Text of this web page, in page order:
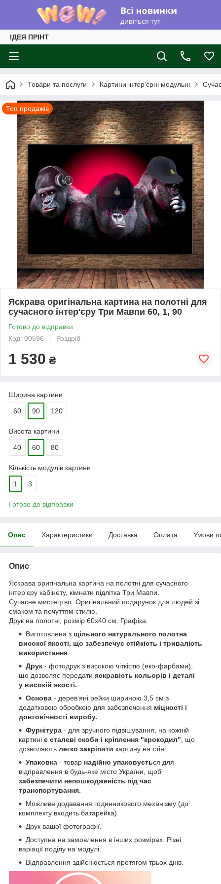
ІДЕЯ ПРІНТ
Товари та послуги Картини інтер'єрні модульні
Топ продажів
Яскрава оригінальна картина на полотні для
сучасного інтер'єру Три Мавпи 60, 1, 90
Готово до відправки
Код: 00596
Роздріб
1 530 ₴
Ширина картини
60 90 120
Висота картини
40 60 80
Кількість модулів картини
1 3
Готово до відправки
Опис Характеристики Доставка Оплата Умови
Опис
Яскрава оригінальна картина на полотні для сучасного
інтер'єру кабінету, кімнати підлітка Три Мавпи.
Сучасне мистецтво. Оригінальний подарунок для людей зі
смаком та почуттям стилю.
Друк на полотні, розмір 60x40 см. Графіка.
Виготовлена з щільного натурального полотна
високої якості, що забезпечує стійкість і тривалість
використання
Друк - фотодрук з високою чіткістю (еко-фарбами),
що дозволяє передати яскравість кольорів і деталі
у високій якості.
Основа - дерев'яні рейки шириною 3,5 см з
додатковою обробкою для забезпечення міцності і
довговічності виробу.
Фурнітура - для зручного підвішування, на кожній
картині є сталеві скоби і кріплення "крокодил" , що
дозволяють легко закріпити картину на стіні.
Упаковка - товар надійно упаковується для
відправлення в будь-яке місто України, щоб
забезпечити непошкодженість під час
транспортування.
Можливе додавання годинникового механізму (до
комплекту входить батарейка)
Друк вашої фотографії.
Доступна на замовлення в інших розмірах. Різні
варіації поділу на модулі.
Відправлення здійснюється протягом трьох днів.